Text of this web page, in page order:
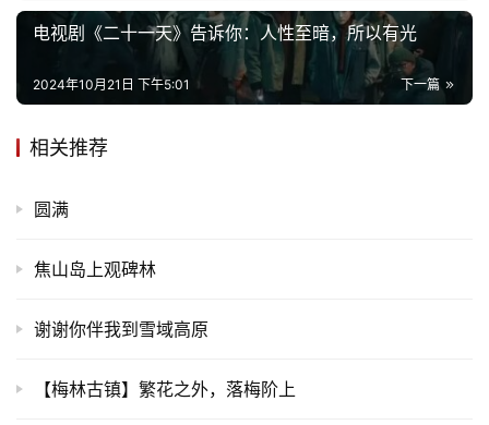
娱
乐
多
电视剧《二十一天》告诉你：人性至暗，所以有光
下一篇
2024年10月21日 下午5:01
相关推荐
圆满
焦山岛上观碑林
谢谢你伴我到雪域高原
【梅林古镇】繁花之外，落梅阶上